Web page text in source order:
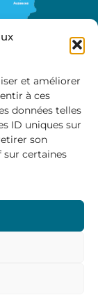
et améliorer
à ces
données telles
ID uniques sur
son
certaines
– 17:00